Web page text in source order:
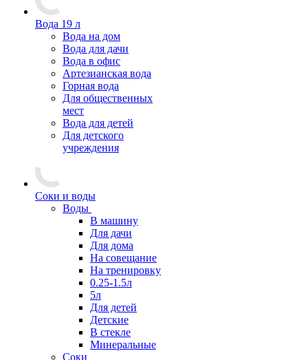
Вода 19 л
Вода на дом
Вода для дачи
Вода в офис
Артезианская вода
Горная вода
Для общественных
мест
Вода для детей
Для детского
учреждения
Соки и воды
Воды
В машину
Для дачи
Для дома
На совещание
На тренировку
0.25-1.5л
5л
Для детей
Детские
В стекле
Минеральные
Соки